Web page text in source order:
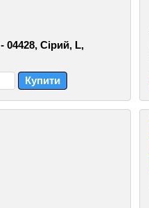
04428, Сірий, L,
Купити